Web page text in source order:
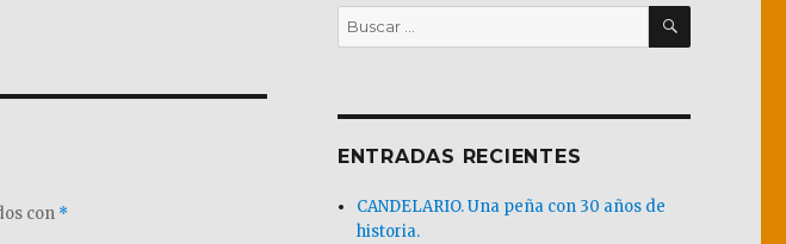
con *
Buscar
por:
BUSCAR
ENTRADAS RECIENTES
CANDELARIO. Una peña con 30 años de
historia.